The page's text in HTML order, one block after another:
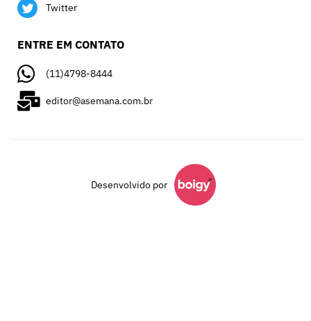
Twitter
ENTRE EM CONTATO
(11)4798-8444
editor@asemana.com.br
Desenvolvido por